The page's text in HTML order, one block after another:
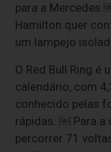
para a Mercedes
Hamilton quer
um lampejo
O Red Bull Ring
calendário, com
conhecido pelas
rápidas. ￼ Para a
percorrer 71